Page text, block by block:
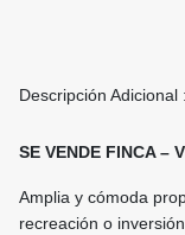
Descripción Adicional :
SE VENDE FINCA –
Amplia y cómoda
recreación o